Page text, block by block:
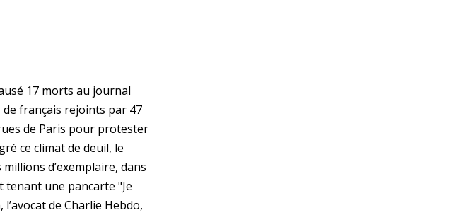
17 morts au journal
de français rejoints par 47
de Paris pour protester
ce climat de deuil, le
d’exemplaire, dans
tenant une pancarte "Je
de Charlie Hebdo,